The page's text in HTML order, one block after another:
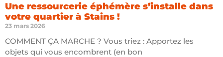
Une ressourcerie éphémère s’installe dans
votre quartier à Stains !
23 mars 2026
COMMENT ÇA MARCHE ? Vous triez : Apportez les
objets qui vous encombrent (en bon